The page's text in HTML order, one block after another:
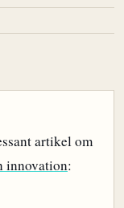
artikel om
innovation: